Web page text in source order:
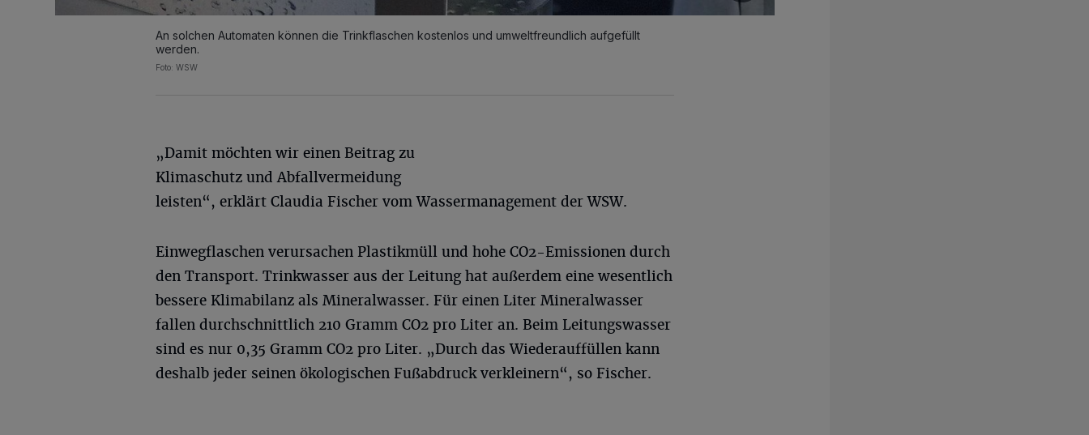
An solchen Automaten können die Trinkflaschen kostenlos und umweltfreundlich aufgefüllt
werden.
Foto: WSW
„Damit möchten wir einen Beitrag zu
Klimaschutz und Abfallvermeidung
leisten“, erklärt Claudia Fischer vom Wassermanagement der WSW.
Einwegflaschen verursachen Plastikmüll und hohe CO2-Emissionen durch
den Transport. Trinkwasser aus der Leitung hat außerdem eine wesentlich
bessere Klimabilanz als Mineralwasser. Für einen Liter Mineralwasser
fallen durchschnittlich 210 Gramm CO2 pro Liter an. Beim Leitungswasser
sind es nur 0,35 Gramm CO2 pro Liter. „Durch das Wiederauffüllen kann
deshalb jeder seinen ökologischen Fußabdruck verkleinern“, so Fischer.